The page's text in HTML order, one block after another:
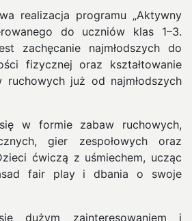
realizacja programu „Aktywny
do uczniów klas 1–3.
zachęcanie najmłodszych do
fizycznej oraz kształtowanie
ruchowych już od najmłodszych
w formie zabaw ruchowych,
gier zespołowych oraz
ćwiczą z uśmiechem, ucząc
fair play i dbania o swoje
dużym zainteresowaniem i